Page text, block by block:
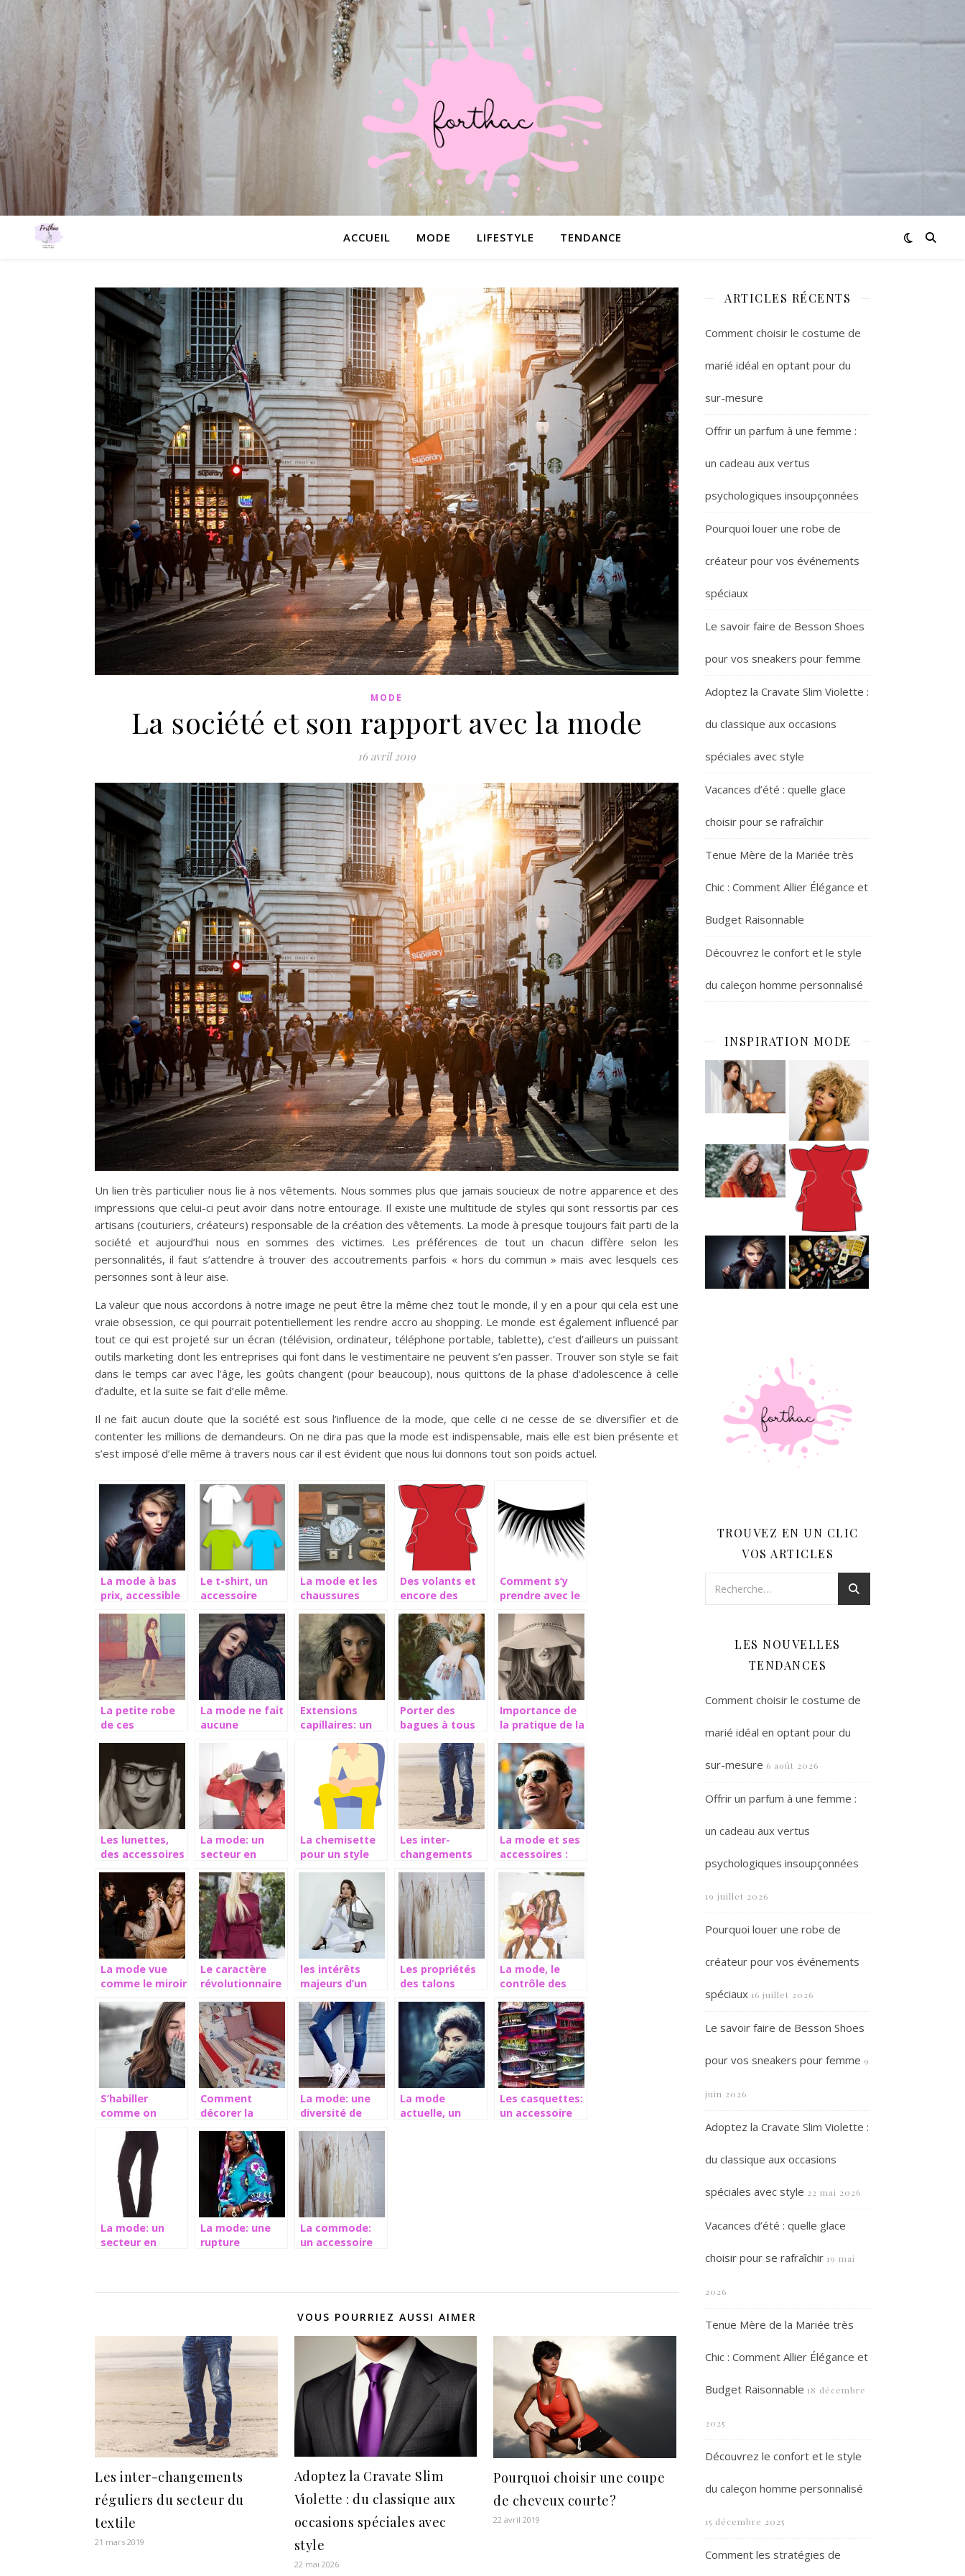
ACCUEIL MODE LIFESTYLE TENDANCE
MODE
La société et son rapport avec la mode
16 avril 2019
Un lien très particulier nous lie à nos vêtements. Nous sommes plus que jamais soucieux de notre apparence et des
impressions que celui-ci peut avoir dans notre entourage. Il existe une multitude de styles qui sont ressortis par ces
artisans (couturiers, créateurs) responsable de la création des vêtements. La mode à presque toujours fait parti de la
société et aujourd’hui nous en sommes des victimes. Les préférences de tout un chacun diffère selon les
personnalités, il faut s’attendre à trouver des accoutrements parfois « hors du commun » mais avec lesquels ces
personnes sont à leur aise.
La valeur que nous accordons à notre image ne peut être la même chez tout le monde, il y en a pour qui cela est une
vraie obsession, ce qui pourrait potentiellement les rendre accro au shopping. Le monde est également influencé par
tout ce qui est projeté sur un écran (télévision, ordinateur, téléphone portable, tablette), c’est d’ailleurs un puissant
outils marketing dont les entreprises qui font dans le vestimentaire ne peuvent s’en passer. Trouver son style se fait
dans le temps car avec l’âge, les goûts changent (pour beaucoup), nous quittons de la phase d’adolescence à celle
d’adulte, et la suite se fait d’elle même.
Il ne fait aucun doute que la société est sous l’influence de la mode, que celle ci ne cesse de se diversifier et de
contenter les millions de demandeurs. On ne dira pas que la mode est indispensable, mais elle est bien présente et
s’est imposé d’elle même à travers nous car il est évident que nous lui donnons tout son poids actuel.
La mode à bas
prix, accessible
Le t-shirt, un
accessoire
La mode et les
chaussures
Des volants et
encore des
l’été!
Comment s’y
prendre avec le
faux cils?
La petite robe
de ces
La mode ne fait
aucune
Extensions
capillaires: un
pour une
chevelure plus
épaisse
Porter des
bagues à tous
style tendance
Importance de
la pratique de la
Les lunettes,
des accessoires
La mode: un
secteur en
changement
La chemisette
pour un style
décontracté
Les inter-
changements
secteur du
textile
La mode et ses
accessoires :
La mode vue
comme le miroir
sociales
Le caractère
révolutionnaire
les intérêts
majeurs d’un
femme
Les propriétés
des talons
La mode, le
contrôle des
marques
S’habiller
comme on
garantie du
bonheur
Comment
décorer la
enfants ?
La mode: une
diversité de
vestimentaires
La mode
actuelle, un
Les casquettes:
un accessoire
La mode: un
secteur en
La mode: une
rupture
La commode:
un accessoire
VOUS POURRIEZ AUSSI AIMER
Les inter-changements
réguliers du secteur du
textile
21 mars 2019
Adoptez la Cravate Slim
Violette : du classique aux
occasions spéciales avec
style
22 mai 2026
Pourquoi choisir une coupe
de cheveux courte?
22 avril 2019
ARTICLES RÉCENTS
Comment choisir le costume de
marié idéal en optant pour du
sur-mesure
Offrir un parfum à une femme :
un cadeau aux vertus
psychologiques insoupçonnées
Pourquoi louer une robe de
créateur pour vos événements
spéciaux
Le savoir faire de Besson Shoes
pour vos sneakers pour femme
Adoptez la Cravate Slim Violette :
du classique aux occasions
spéciales avec style
Vacances d’été : quelle glace
choisir pour se rafraîchir
Tenue Mère de la Mariée très
Chic : Comment Allier Élégance et
Budget Raisonnable
Découvrez le confort et le style
du caleçon homme personnalisé
INSPIRATION MODE
TROUVEZ EN UN CLIC
VOS ARTICLES
LES NOUVELLES
TENDANCES
Comment choisir le costume de
marié idéal en optant pour du
sur-mesure 6 août 2026
Offrir un parfum à une femme :
un cadeau aux vertus
psychologiques insoupçonnées
19 juillet 2026
Pourquoi louer une robe de
créateur pour vos événements
spéciaux 16 juillet 2026
Le savoir faire de Besson Shoes
pour vos sneakers pour femme 9
juin 2026
Adoptez la Cravate Slim Violette :
du classique aux occasions
spéciales avec style 22 mai 2026
Vacances d’été : quelle glace
choisir pour se rafraîchir 19 mai
2026
Tenue Mère de la Mariée très
Chic : Comment Allier Élégance et
Budget Raisonnable 18 décembre
2025
Découvrez le confort et le style
du caleçon homme personnalisé
15 décembre 2025
Comment les stratégies de